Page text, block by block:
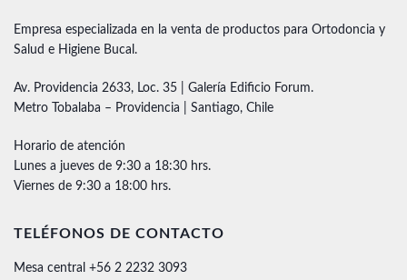
Empresa especializada en la venta de productos para Ortodoncia y
Salud e Higiene Bucal.
Av. Providencia 2633, Loc. 35 | Galería Edificio Forum.
Metro Tobalaba – Providencia | Santiago, Chile
Horario de atención
Lunes a jueves de 9:30 a 18:30 hrs.
Viernes de 9:30 a 18:00 hrs.
TELÉFONOS DE CONTACTO
Mesa central +56 2 2232 3093